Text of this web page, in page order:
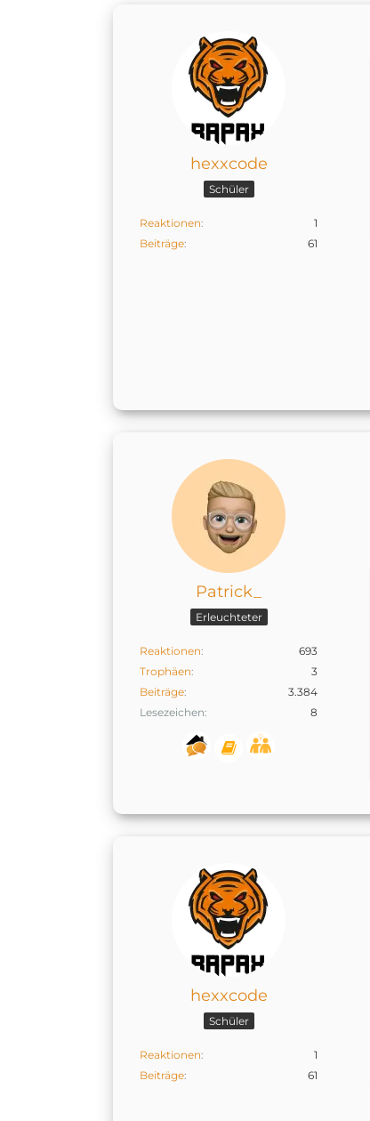
hexxcode
Schüler
Reaktionen
1
Beiträge
61
Patrick_
Erleuchteter
Reaktionen
693
Trophäen
3
Beiträge
3.384
Lesezeichen
8
hexxcode
Schüler
Reaktionen
1
Beiträge
61